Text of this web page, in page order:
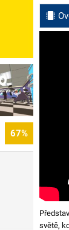
67%
světě,